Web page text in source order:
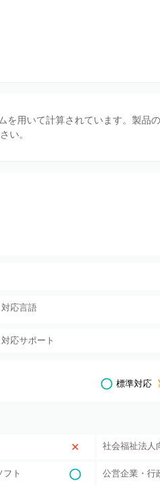
を用いて計算されています。製品
い。
対応言語
対応サポート
標準対応
社会福祉法人
フト 公営企業・行